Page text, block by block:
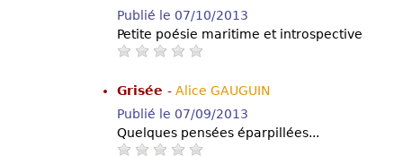
Publié le 07/10/2013
Petite poésie maritime et introspective
Grisée - Alice GAUGUIN
Publié le 07/09/2013
Quelques pensées éparpillées...